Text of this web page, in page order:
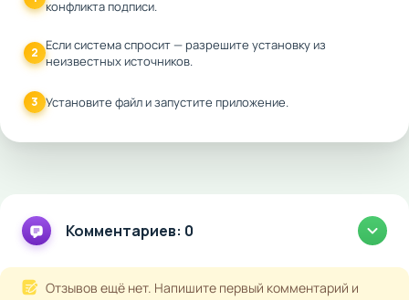
конфликта подписи.
2 Если система спросит — разрешите установку из
неизвестных источников.
3 Установите файл и запустите приложение.
Комментариев: 0
Отзывов ещё нет. Напишите первый комментарий и